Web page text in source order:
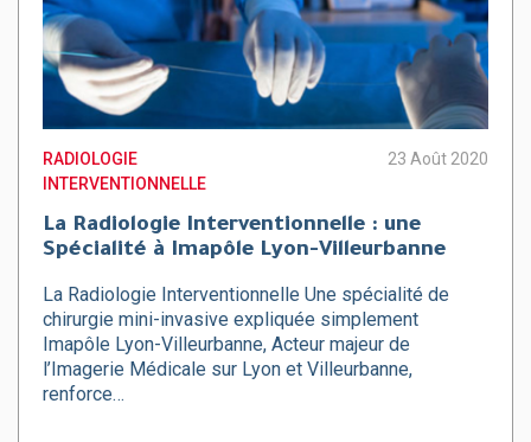
RADIOLOGIE
INTERVENTIONNELLE
23 Août 2020
La Radiologie Interventionnelle : une
Spécialité à Imapôle Lyon-Villeurbanne
La Radiologie Interventionnelle Une spécialité de
chirurgie mini-invasive expliquée simplement
Imapôle Lyon-Villeurbanne, Acteur majeur de
l’Imagerie Médicale sur Lyon et Villeurbanne,
renforce…